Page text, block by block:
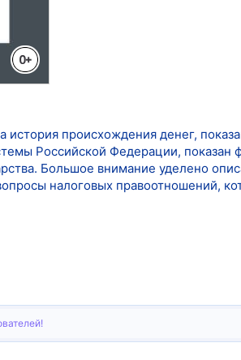
происхождения денег,
Российской Федерации, показан
Большое внимание уделено
налоговых правоотношений,